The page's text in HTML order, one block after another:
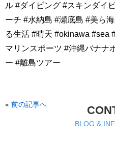
ル #ダイビング #スキンダイ
ーチ #水納島 #瀬底島 #美ら
る生活 #晴天 #okinawa #sea
マリンスポーツ #沖縄バナナ
ー #離島ツアー
« 前の記事へ
BLOG &